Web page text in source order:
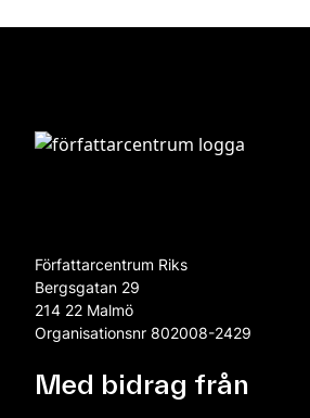
Författarcentrum Riks
Bergsgatan 29
214 22 Malmö
Organisationsnr 802008-2429
Med bidrag från